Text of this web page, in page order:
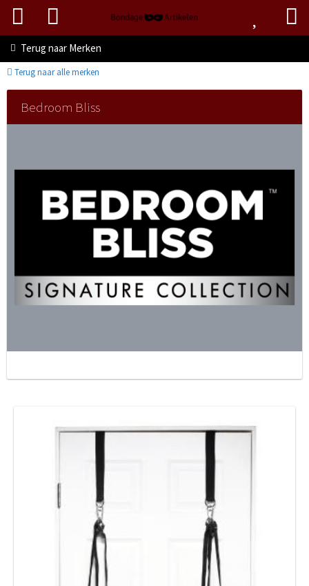
Terug naar Merken
Terug naar alle merken
Bedroom Bliss